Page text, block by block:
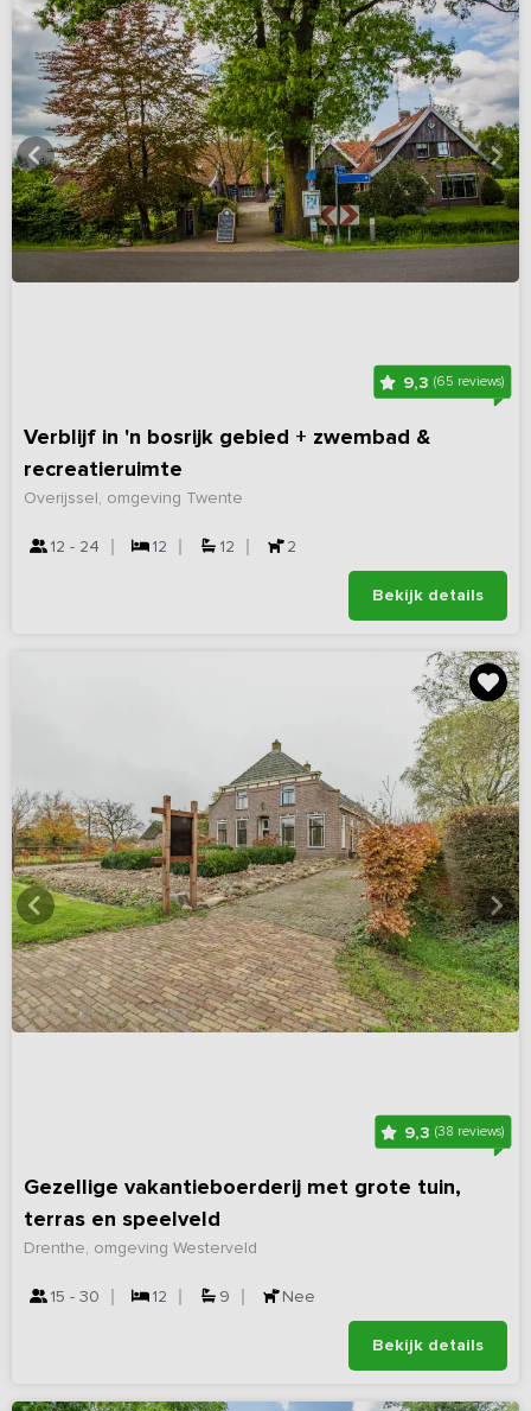
9,3 (65 reviews)
Verblijf in 'n bosrijk gebied + zwembad &
recreatieruimte
Overijssel, omgeving Twente
12 - 24 12 12 2
Bekijk details
9,3 (38 reviews)
Gezellige vakantieboerderij met grote tuin,
terras en speelveld
Drenthe, omgeving Westerveld
15 - 30 12 9 Nee
Bekijk details